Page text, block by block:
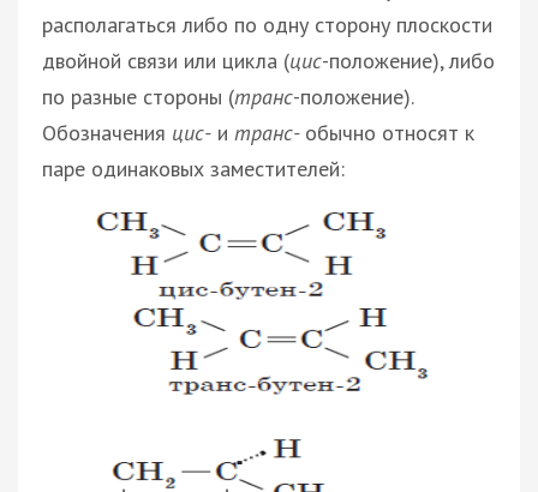
располагаться либо по одну сторону плоскости
двойной связи или цикла (цис-положение), либо
по разные стороны (транс-положение).
Обозначения цис- и транс- обычно относят к
паре одинаковых заместителей: